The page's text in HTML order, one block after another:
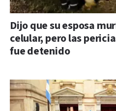
Dijo que su esposa
celular, pero las
fue detenido